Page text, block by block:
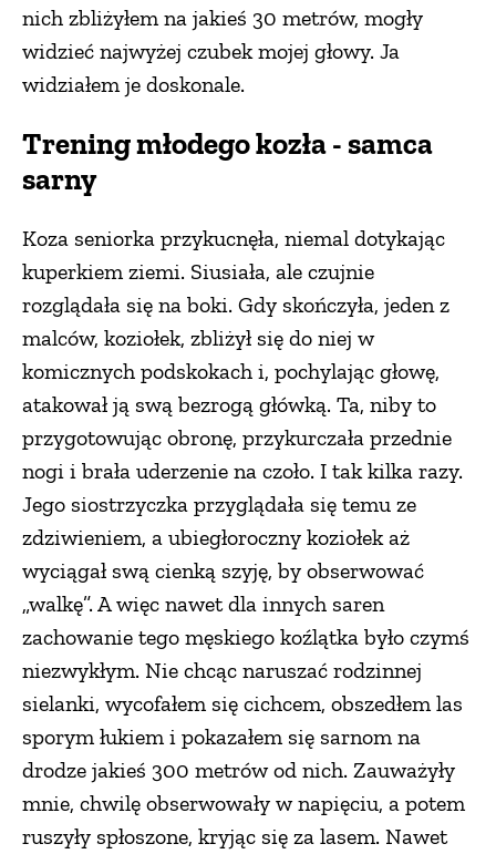
nich zbliżyłem na jakieś 30 metrów, mogły
widzieć najwyżej czubek mojej głowy. Ja
widziałem je doskonale.
Trening młodego kozła - samca
sarny
Koza seniorka przykucnęła, niemal dotykając
kuperkiem ziemi. Siusiała, ale czujnie
rozglądała się na boki. Gdy skończyła, jeden z
malców, koziołek, zbliżył się do niej w
komicznych podskokach i, pochylając głowę,
atakował ją swą bezrogą główką. Ta, niby to
przygotowując obronę, przykurczała przednie
nogi i brała uderzenie na czoło. I tak kilka razy.
Jego siostrzyczka przyglądała się temu ze
zdziwieniem, a ubiegłoroczny koziołek aż
wyciągał swą cienką szyję, by obserwować
„walkę”. A więc nawet dla innych saren
zachowanie tego męskiego koźlątka było czymś
niezwykłym. Nie chcąc naruszać rodzinnej
sielanki, wycofałem się cichcem, obszedłem las
sporym łukiem i pokazałem się sarnom na
drodze jakieś 300 metrów od nich. Zauważyły
mnie, chwilę obserwowały w napięciu, a potem
ruszyły spłoszone, kryjąc się za lasem. Nawet